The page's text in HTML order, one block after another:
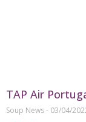
TAP Air
Soup News
03/04/